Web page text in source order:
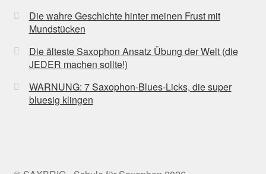
Die wahre Geschichte hinter meinen Frust mit
Mundstücken
Die älteste Saxophon Ansatz Übung der Welt (die
JEDER machen sollte!)
WARNUNG: 7 Saxophon-Blues-Licks, die super
bluesig klingen